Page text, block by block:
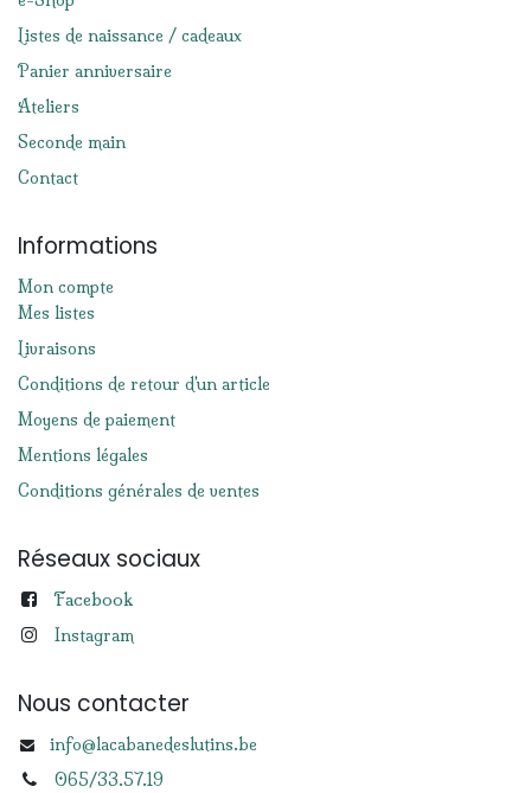
Listes de naissance / cadeaux
Panier anniversaire
Ateliers
Seconde main
Contact
Informations
Mon compte
Mes listes
Livraisons
Conditions de retour d'un article
Moyens de paiement
Mentions légales
Conditions générales de ventes
Réseaux sociaux
Facebook
Instagram
Nous contacter
info@lacabanedeslutins.be
065/33.57.19